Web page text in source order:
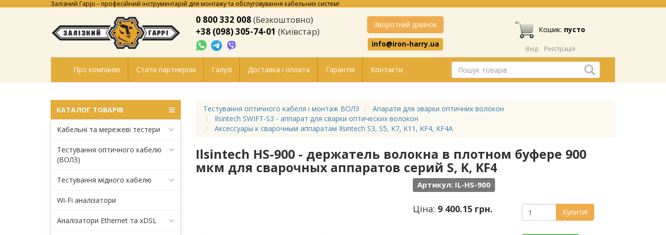
Залізний Гаррі – професійний інструментарій для монтажу та обслуговування кабельних систем!
0 800 332 008(Безкоштовно)
+38 (098) 305-74-01 (Київстар)
Зворотний дзвінок
info@iron-harry.ua
Кошик: пусто
Вхід Реєстрація
Про компанію Стати партнером Галузі Доставка і оплата Гарантія Контакти
КАТАЛОГ ТОВАРІВ
Кабельні та мережеві тестери
Тестування оптичного кабелю
(ВОЛЗ)
Тестування мідного кабелю
Wi-Fi аналізатори
Аналізатори Ethernet та xDSL
Тестування оптичного кабеля і монтаж ВОЛЗ
Апарати для зварки оптичних волокон
Ilsintech SWIFT-S3 - аппарат для сварки оптических волокон
Аксессуары к сварочным аппаратам Ilsintech S3, S5, K7, K11, KF4, KF4A
Ilsintech HS-900 - держатель волокна в плотном буфере 900
мкм для сварочных аппаратов серий S, K, KF4
Артикул: IL-HS-900
Ціна: 9 400.15 грн. Купити!